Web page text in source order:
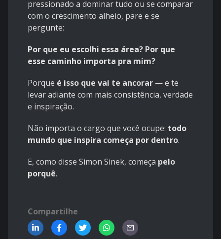
pressionado a dominar tudo ou se comparar
com o crescimento alheio, pare e se
pergunte:
Por que eu escolhi essa área? Por que
esse caminho importa pra mim?
Porque é isso que vai te ancorar — e te
levar adiante com mais consistência, verdade
e inspiração.
Não importa o cargo que você ocupe: todo
mundo que inspira começa por dentro.
E, como disse Simon Sinek, começa pelo
porquê.
Compartilhe